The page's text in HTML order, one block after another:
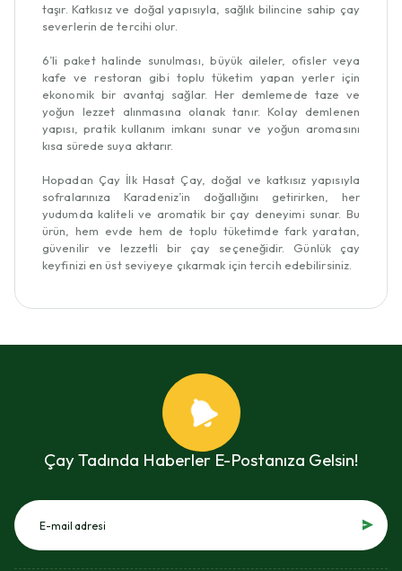
taşır. Katkısız ve doğal yapısıyla, sağlık bilincine sahip çay
severlerin de tercihi olur.
6’li paket halinde sunulması, büyük aileler, ofisler veya
kafe ve restoran gibi toplu tüketim yapan yerler için
ekonomik bir avantaj sağlar. Her demlemede taze ve
yoğun lezzet alınmasına olanak tanır. Kolay demlenen
yapısı, pratik kullanım imkanı sunar ve yoğun aromasını
kısa sürede suya aktarır.
Hopadan Çay İlk Hasat Çay, doğal ve katkısız yapısıyla
sofralarınıza Karadeniz’in doğallığını getirirken, her
yudumda kaliteli ve aromatik bir çay deneyimi sunar. Bu
ürün, hem evde hem de toplu tüketimde fark yaratan,
güvenilir ve lezzetli bir çay seçeneğidir. Günlük çay
keyfinizi en üst seviyeye çıkarmak için tercih edebilirsiniz.
Çay Tadında Haberler E-Postanıza Gelsin!